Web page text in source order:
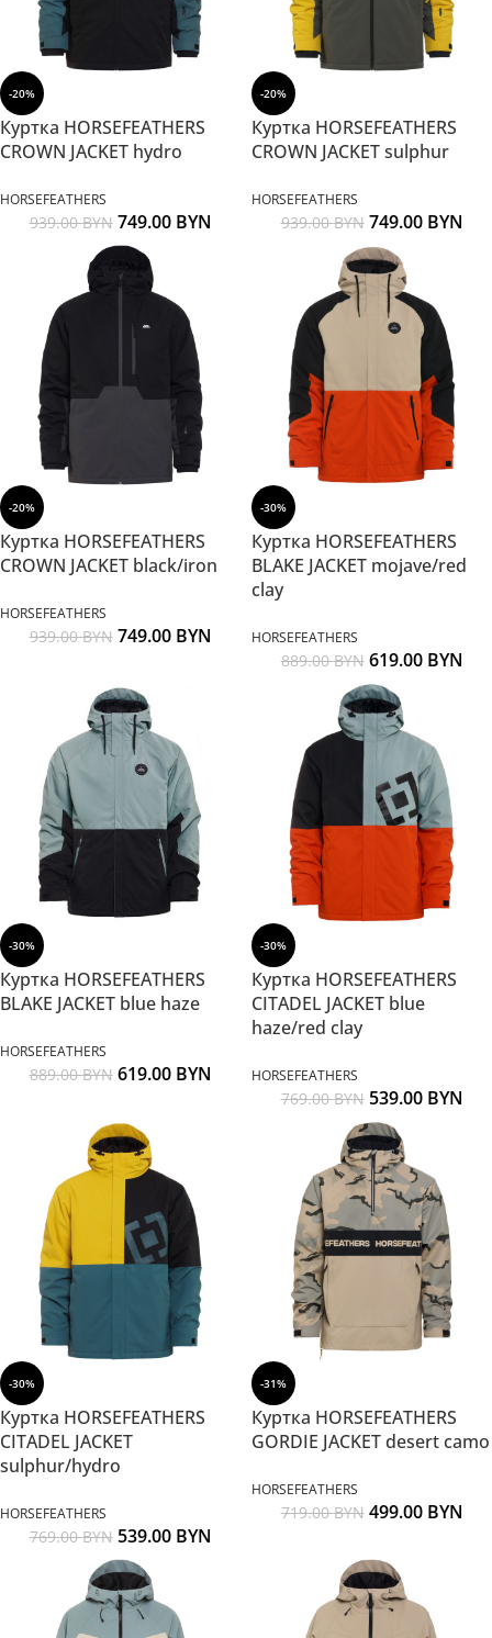
-20%
Куртка HORSEFEATHERS
CROWN JACKET hydro
HORSEFEATHERS
939.00BYN 749.00 BYN
-20%
Куртка HORSEFEATHERS
CROWN JACKET sulphur
HORSEFEATHERS
939.00BYN 749.00 BYN
-20%
Куртка HORSEFEATHERS
CROWN JACKET black/iron
HORSEFEATHERS
939.00BYN 749.00 BYN
-30%
Куртка HORSEFEATHERS
BLAKE JACKET mojave/red
clay
HORSEFEATHERS
889.00BYN 619.00 BYN
-30%
Куртка HORSEFEATHERS
BLAKE JACKET blue haze
HORSEFEATHERS
889.00BYN 619.00 BYN
-30%
Куртка HORSEFEATHERS
CITADEL JACKET blue
haze/red clay
HORSEFEATHERS
769.00BYN 539.00 BYN
-30%
Куртка HORSEFEATHERS
CITADEL JACKET
sulphur/hydro
HORSEFEATHERS
769.00BYN 539.00 BYN
-31%
Куртка HORSEFEATHERS
GORDIE JACKET desert camo
HORSEFEATHERS
719.00BYN 499.00 BYN